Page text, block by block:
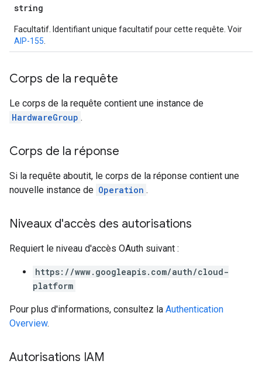
string
Facultatif. Identifiant unique facultatif pour cette requête. Voir
AIP-155
Corps de la requête
Le corps de la requête contient une instance de
HardwareGroup .
Corps de la réponse
Si la requête aboutit, le corps de la réponse contient une
nouvelle instance de Operation .
Niveaux d'accès des autorisations
Requiert le niveau d'accès OAuth suivant :
https://www.googleapis.com/auth/cloud-
platform
Pour plus d'informations, consultez la Authentication
Overview.
Autorisations IAM